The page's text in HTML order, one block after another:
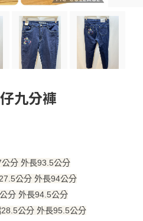
九分褲
分 外長93.5公分
公分 外長94公分
分 外長94.5公分
公分 外長95.5公分